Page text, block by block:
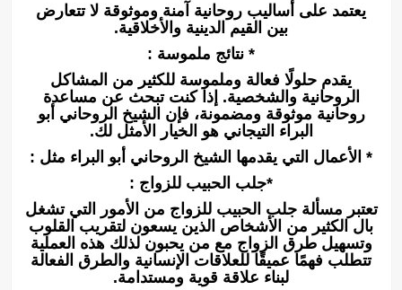
يعتمد على أساليب روحانية آمنة وموثوقة لا تتعارض
بين القيم الدينية والأخلاقية.
* نتائج ملموسة :
يقدم حلولًا فعالة وملموسة للكثير من المشاكل
الروحانية والشخصية. إذا كنت تبحث عن مساعدة
روحانية موثوقة ومضمونة، فإن الشيخ الروحاني أبو
البراء التيجاني هو الخيار الأمثل لك.
* الأعمال التي يقدمها الشيخ الروحاني أبو البراء مثل :
*جلب الحبيب للزواج :
تعتبر مسألة جلب الحبيب للزواج من الأمور التي تشغل
بال الكثير من الأشخاص الذين يسعون لتقريب القلوب
وتسهيل طرق الزواج مع من يحبون لذلك هذه العملية
تتطلب فهمًا عميقًا للعلاقات الإنسانية والطرق الفعالة
لبناء علاقة قوية ومستدامة.